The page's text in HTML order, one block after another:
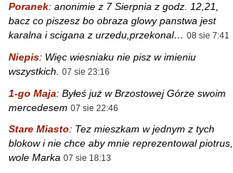
Poranek: anonimie z 7 Sierpnia z godz. 12,21,
bacz co piszesz bo obraza glowy panstwa jest
karalna i scigana z urzedu,przekonal… 08 sie 7:41
Niepis: Więc wiesniaku nie pisz w imieniu
wszystkich.
07 sie 23:16
1-go Maja: Byłeś już w Brzostowej Górze swoim
mercedesem 07 sie 22:46
Stare Miasto: Tez mieszkam w jednym z tych
blokow i nie chce aby mnie reprezentowal piotrus,
wole Marka 07 sie 18:13